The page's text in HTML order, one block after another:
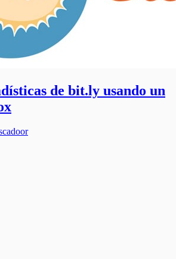
de bit.ly usando un